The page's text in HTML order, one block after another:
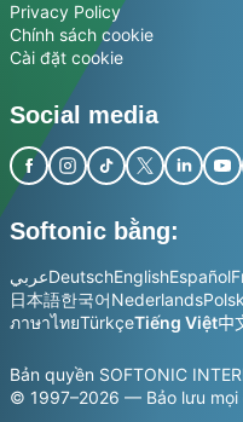
Privacy Policy
Chính sách cookie
Cài đặt cookie
Social media
Softonic bằng:
عربيDeutschEnglishEspañol
日本語한국어Nederlands
ภาษาไทยTürkçeTiếng Việt中
Bản quyền SOFTONIC
© 1997–2026 — Bảo lưu mọi